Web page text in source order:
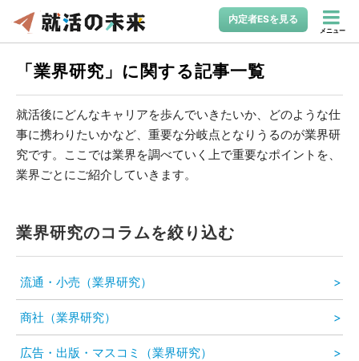
内定者ESを見る
メニュー
「業界研究」に関する記事一覧
就活後にどんなキャリアを歩んでいきたいか、どのような仕
事に携わりたいかなど、重要な分岐点となりうるのが業界研
究です。ここでは業界を調べていく上で重要なポイントを、
業界ごとにご紹介していきます。
業界研究のコラムを絞り込む
流通・小売（業界研究）
商社（業界研究）
広告・出版・マスコミ（業界研究）